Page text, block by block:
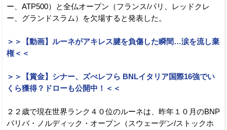
ー、ATP500）と全仏オープン（フランス/パリ、レッドクレ
ー、グランドスラム）を欠場すると発表した。
＞＞【動画】ルーネがアキレス腱を負傷した瞬間…涙を流し棄
権＜＜
＞＞【賞金】シナー、ズべレフら BNLイタリア国際16強でい
くら獲得？ドローも公開中！＜＜
２２歳で現在世界ランク４０位のルーネは、昨年１０月のBNP
パリバ・ノルディック・オープン（スウェーデン/ストックホ